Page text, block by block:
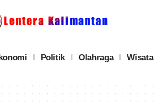
Politik Olahraga Wisata